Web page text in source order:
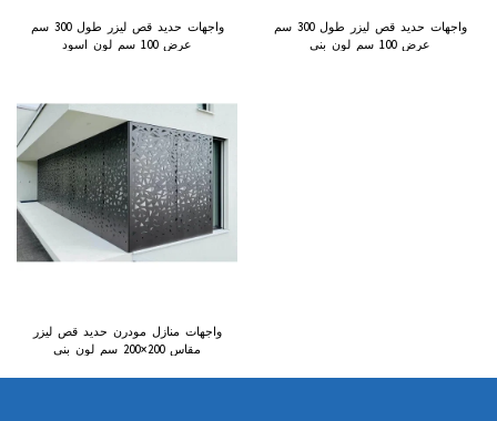
واجهات حديد قص ليزر طول 300 سم
عرض 100 سم لون اسود
واجهات حديد قص ليزر طول 300 سم
عرض 100 سم لون بني
واجهات منازل مودرن حديد قص ليزر
مقاس 200×200 سم لون بني